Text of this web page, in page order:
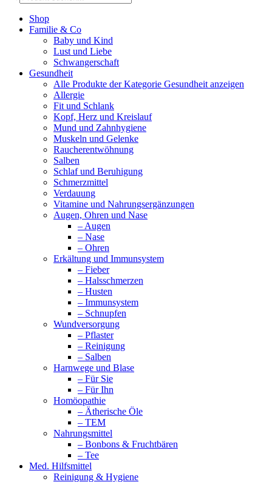
search
page
opens
Shop
Familie & Co
Baby und Kind
Lust und Liebe
Schwangerschaft
Gesundheit
Alle Produkte der Kategorie Gesundheit anzeigen
Allergie
Fit und Schlank
Kopf, Herz und Kreislauf
Mund und Zahnhygiene
Muskeln und Gelenke
Raucherentwöhnung
Salben
Schlaf und Beruhigung
Schmerzmittel
Verdauung
Vitamine und Nahrungsergänzungen
Augen, Ohren und Nase
– Augen
– Nase
– Ohren
Erkältung und Immunsystem
– Fieber
– Halsschmerzen
– Husten
– Immunsystem
– Schnupfen
Wundversorgung
– Pflaster
– Reinigung
– Salben
Harnwege und Blase
– Für Sie
– Für Ihn
Homöopathie
– Ätherische Öle
– TEM
Nahrungsmittel
– Bonbons & Fruchtbären
– Tee
Med. Hilfsmittel
Reinigung & Hygiene